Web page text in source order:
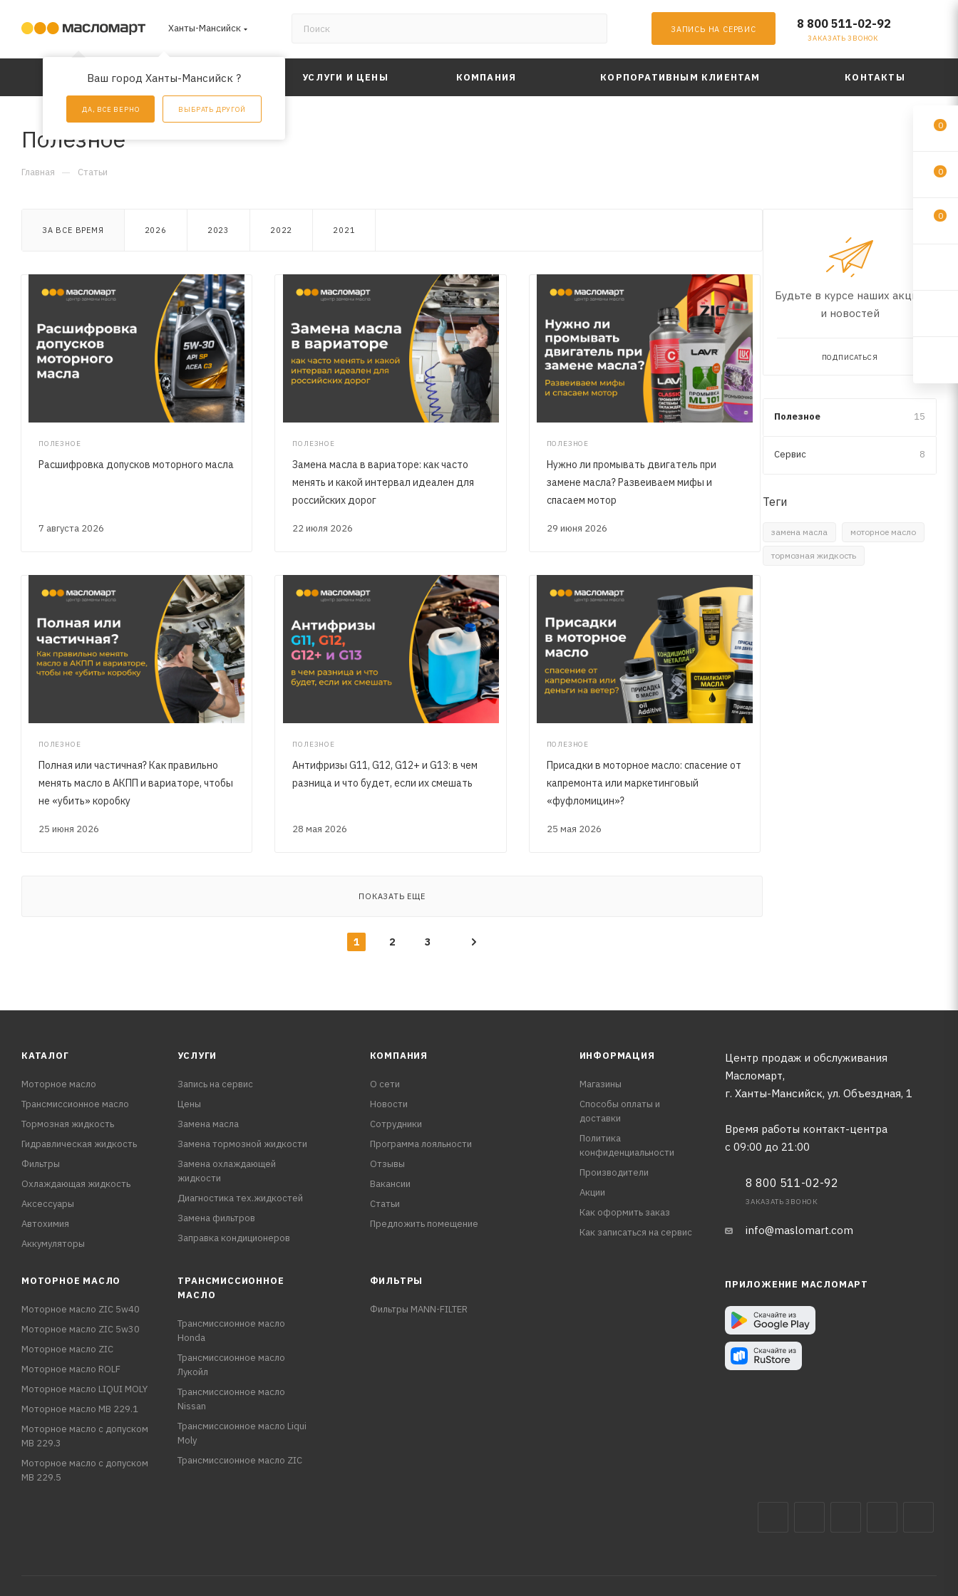
Ханты-Мансийск
Ваш город Ханты-Мансийск ?
ДА, ВСЕ ВЕРНО ВЫБРАТЬ ДРУГОЙ
ЗАПИСЬ НА СЕРВИС 8 800 511-02-92
ЗАКАЗАТЬ ЗВОНОК
КАТАЛОГ АКЦИИ УСЛУГИ И ЦЕНЫ КОМПАНИЯ КОРПОРАТИВНЫМ КЛИЕНТАМ КОНТАКТЫ
Полезное
Главная — Статьи
ЗА ВСЕ ВРЕМЯ 2026 2023 2022 2021
ПОЛЕЗНОЕ
7 августа 2026
Расшифровка допусков моторного масла
ПОЛЕЗНОЕ
22 июля 2026
Замена масла в вариаторе: как часто
менять и какой интервал идеален для
российских дорог
ПОЛЕЗНОЕ
29 июня 2026
Нужно ли промывать двигатель при
замене масла? Развеиваем мифы и
спасаем мотор
ПОЛЕЗНОЕ
25 июня 2026
Полная или частичная? Как правильно
менять масло в АКПП и вариаторе, чтобы
не «убить» коробку
ПОЛЕЗНОЕ
28 мая 2026
Антифризы G11, G12, G12+ и G13: в чем
разница и что будет, если их смешать
ПОЛЕЗНОЕ
25 мая 2026
Присадки в моторное масло: спасение от
капремонта или маркетинговый
«фуфломицин»?
ПОКАЗАТЬ ЕЩЕ
1 2 3
Будьте в курсе наших акций
и новостей
ПОДПИСАТЬСЯ
Полезное 15
Сервис 8
Теги
замена масла моторное масло
тормозная жидкость
КАТАЛОГ
Моторное масло
Трансмиссионное масло
Тормозная жидкость
Гидравлическая жидкость
Фильтры
Охлаждающая жидкость
Аксессуары
Автохимия
Аккумуляторы
УСЛУГИ
Запись на сервис
Цены
Замена масла
Замена тормозной жидкости
Замена охлаждающей
жидкости
Диагностика тех.жидкостей
Замена фильтров
Заправка кондиционеров
КОМПАНИЯ
О сети
Новости
Сотрудники
Программа лояльности
Отзывы
Вакансии
Статьи
Предложить помещение
ИНФОРМАЦИЯ
Магазины
Способы оплаты и
доставки
Политика
конфиденциальности
Производители
Акции
Как оформить заказ
Как записаться на сервис
Центр продаж и обслуживания
Масломарт,
г. Ханты-Мансийск, ул. Объездная, 1
Время работы контакт-центра
с 09:00 до 21:00
8 800 511-02-92
ЗАКАЗАТЬ ЗВОНОК
info@maslomart.com
МОТОРНОЕ МАСЛО
Моторное масло ZIC 5w40
Моторное масло ZIC 5w30
Моторное масло ZIC
Моторное масло ROLF
Моторное масло LIQUI MOLY
Моторное масло MB 229.1
Моторное масло с допуском
MB 229.3
Моторное масло с допуском
MB 229.5
ТРАНСМИССИОННОЕ
МАСЛО
Трансмиссионное масло
Honda
Трансмиссионное масло
Лукойл
Трансмиссионное масло
Nissan
Трансмиссионное масло Liqui
Moly
Трансмиссионное масло ZIC
ФИЛЬТРЫ
Фильтры MANN-FILTER
ПРИЛОЖЕНИЕ МАСЛОМАРТ
0
0
0